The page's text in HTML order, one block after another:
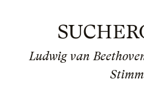
Ludwig van